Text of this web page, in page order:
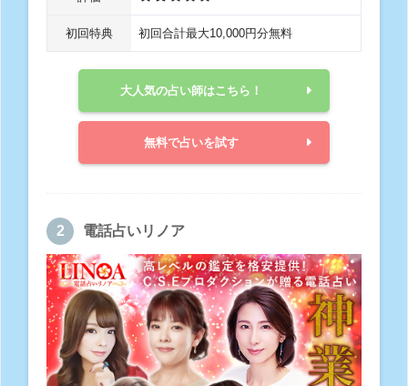
初回特典 初回合計最大10,000円分無料
大人気の占い師はこちら！
無料で占いを試す
電話占いリノア